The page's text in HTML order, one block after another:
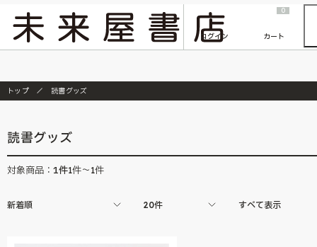
『ONE PIECE magazine 021 ONE PIECEカード付き同梱版』発売延期のご案内
ログイン
0
カート
トップ 読書グッズ
読書グッズ
対象商品： 1件1件～1件
新着順 20件 すべて表示